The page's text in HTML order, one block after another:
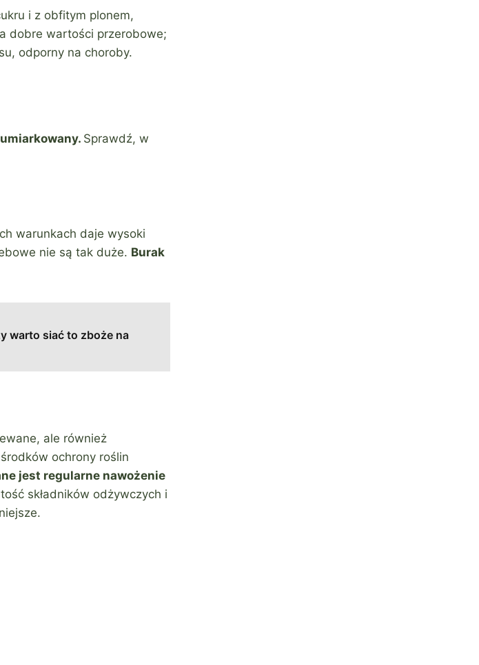
i z obfitym plonem,
dobre wartości przerobowe;
odporny na choroby.
Sprawdź, w
warunkach daje wysoki
nie są tak duże. Burak
warto siać to zboże na
ale również
ochrony roślin
jest regularne nawożenie
składników odżywczych i